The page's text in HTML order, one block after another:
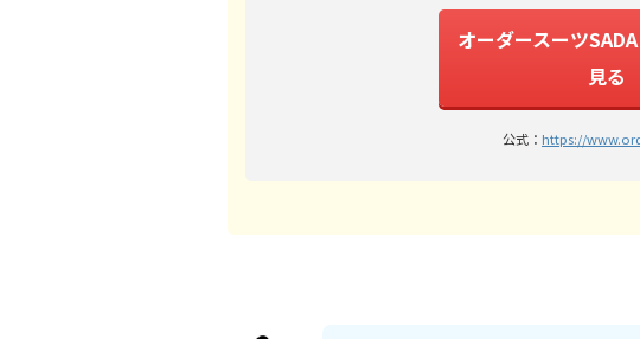
オーダースーツ
見る
公式： https://